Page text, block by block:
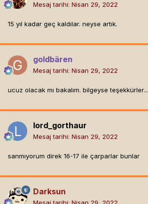
Mesaj tarihi: Nisan 29, 2022
15 yıl kadar geç kaldılar. neyse artık.
goldbären
Mesaj tarihi: Nisan 29, 2022
ucuz olacak mı bakalım. bilgeyse teşekkürler...
lord_gorthaur
Mesaj tarihi: Nisan 29, 2022
sanmıyorum direk 16-17 ile çarparlar bunlar
Darksun